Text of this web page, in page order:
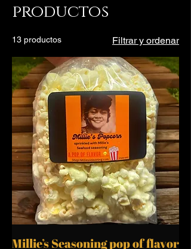
productos
13 productos Filtrar y ordenar
Millie’s Seasoning pop of flavor